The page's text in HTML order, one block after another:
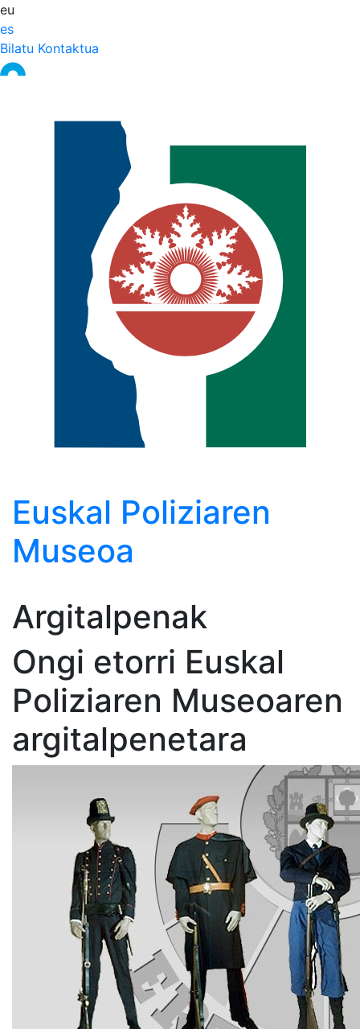
eu
es
Bilatu Kontaktua
Euskal Poliziaren
Museoa
Argitalpenak
Ongi etorri Euskal
Poliziaren Museoaren
argitalpenetara